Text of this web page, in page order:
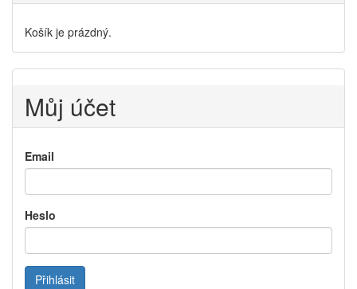
Košík je prázdný.
Můj účet
Email
Heslo